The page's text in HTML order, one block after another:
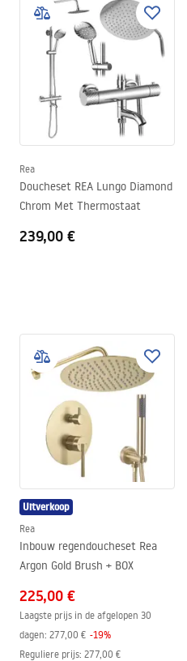
Rea
Doucheset REA Lungo Diamond
Chrom Met Thermostaat
239,00 €
Uitverkoop
Rea
Inbouw regendoucheset Rea
Argon Gold Brush + BOX
225,00 €
Laagste prijs in de afgelopen 30
dagen: 277,00 € -19%
Reguliere prijs: 277,00 €